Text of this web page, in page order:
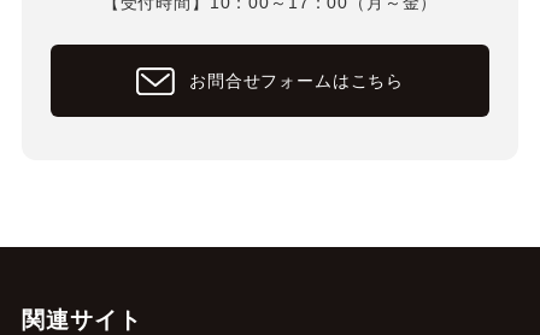
お問合せフォームはこちら
関連サイト